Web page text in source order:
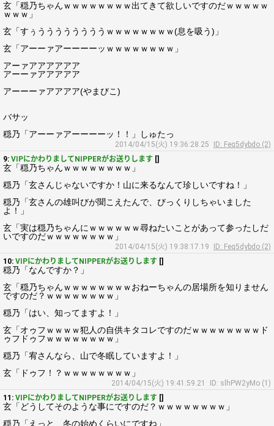
玄「穏乃ちゃんｗｗｗｗｗｗｗｗ出てきて欲しいですのだｗｗｗｗｗ
ｗｗｗ」
玄「すぅううううううううｗｗｗｗｗｗｗｗ(息を吸う)」
玄「アーーァアーーーーッｗｗｗｗｗｗｗｗ」
アーァアアアアアア
アーーァアアアアア
アーーーァアアアア(やまびこ)
バサッ
穏乃「アーーァアーーーーッ！！」しゅたっ
2014/04/15(火) 19:36:28.25
ID: Feq5dybdo (2)
9: VIPにかわりましてNIPPERがお送りします []
玄「穏乃ちゃんｗｗｗｗｗｗｗｗ」
穏乃「玄さんじゃないですか！山に来るなんて珍しいですね！」
穏乃「玄さんの雄叫びが聞こえたんで、びっくりしちゃいました
よ！」
玄「実は穏乃ちゃんにｗｗｗｗｗｗ尋ねたいことがあって参ったしだ
いですのだｗｗｗｗｗｗｗｗ」
2014/04/15(火) 19:38:17.19
ID: Feq5dybdo (2)
10: VIPにかわりましてNIPPERがお送りします []
穏乃「なんですか？」
玄「穏乃ちゃんｗｗｗｗｗｗｗｗおねーちゃんの居場所を知りません
ですのだ？ｗｗｗｗｗｗｗｗ」
穏乃「はい、知ってますよ！」
玄「オゥフｗｗｗｗ犯人の自供キタコレですのだｗｗｗｗｗｗｗｗド
ゥフドゥフｗｗｗｗｗｗｗｗ」
穏乃「宥さんなら、山で冬眠していますよ！」
玄「ドゥフ！？ｗｗｗｗｗｗｗｗ」
2014/04/15(火) 19:41:59.21
ID: slhPW2yMo (1)
11: VIPにかわりましてNIPPERがお送りします []
玄「どうしてそのような事にですのだ？ｗｗｗｗｗｗｗｗ」
穏乃「えっと、冬の始めくらいにですね」